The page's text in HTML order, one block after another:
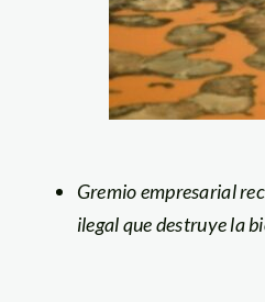
Gremio empresarial
ilegal que destruye la